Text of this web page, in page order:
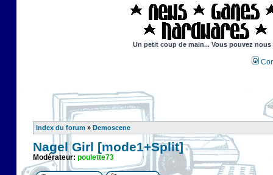
Un petit coup de main... Vous pouvez
Index du forum » Demoscene
Nagel Girl [mode1+Split]
Modérateur: poulette73